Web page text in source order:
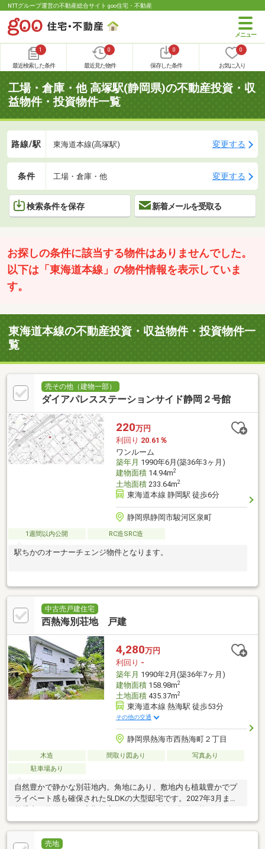
NTTグループ運営の不動産総合サイト goo住宅・不動産
1
最近検索した条件
0
最近見た物件
0
保存した条件
0
お気に入り
工場・倉庫・他 高塚駅(静岡県)の不動産投資・収
益物件・投資物件一覧
路線/駅 東海道本線(高塚駅) 変更する
条件 工場・倉庫・他 変更する
検索条件を保存 新着メールを受取る
お探しの条件に該当する物件はありませんでした。
以下は「東海道本線」の物件情報を表示していま
す。
東海道本線の不動産投資・収益物件・投資物件一
覧
売その他（建物一部）
ダイアパレスステーションサイド静岡２号館
220万円
利回り 20.61％
ワンルーム
築年月 1990年6月(築36年3ヶ月)
建物面積14.94m2
土地面積233.64m2
東海道本線 静岡駅 徒歩6分
静岡県静岡市駿河区泉町
1週間以内公開 RC造SRC造
駅ちかのオーナーチェンジ物件となります。
中古売戸建住宅
西熱海別荘地 戸建
4,280万円
利回り -
築年月 1990年2月(築36年7ヶ月)
建物面積158.98m2
土地面積435.37m2
東海道本線 熱海駅 徒歩53分
その他の交通
静岡県熱海市西熱海町２丁目
木造 間取り図あり
写真あり
駐車場あり
自然豊かで静かな別荘地内。角地にあり、敷地内も植栽豊かでプ
ライベート感も確保された5LDKの大型邸宅です。2027年3月まで
売地